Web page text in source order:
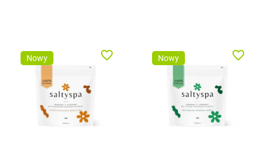
Nowy favorite_border Nowy favorite_border